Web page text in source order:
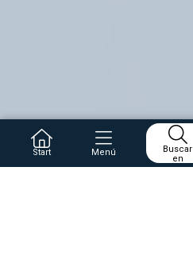
Start Menú
Buscar
en